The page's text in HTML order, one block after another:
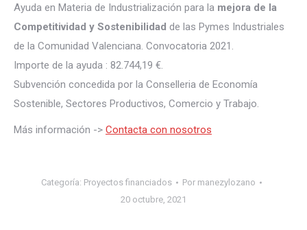
Ayuda en Materia de Industrialización para la mejora de la
Competitividad y Sostenibilidad de las Pymes Industriales
de la Comunidad Valenciana. Convocatoria 2021.
Importe de la ayuda : 82.744,19 €.
Subvención concedida por la Conselleria de Economía
Sostenible, Sectores Productivos, Comercio y Trabajo.
Más información -> Contacta con nosotros
Categoría: Proyectos financiados Por manezylozano
20 octubre, 2021